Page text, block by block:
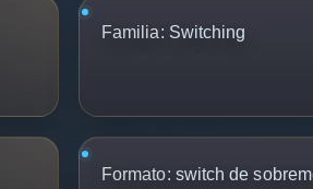
Familia: Switching
Formato: switch de